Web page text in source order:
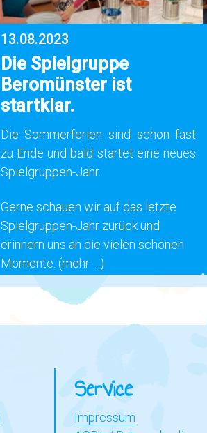
13.08.2023
Die Spielgruppe
Beromünster ist
startklar.
Die Sommerferien sind schon fast
zu Ende und bald startet eine neues
Spielgruppen-Jahr.
Gerne schauen wir auf das letzte
Spielgruppen-Jahr zurück und
erinnern uns an die vielen schönen
Momente. (mehr …)
Service
Impressum